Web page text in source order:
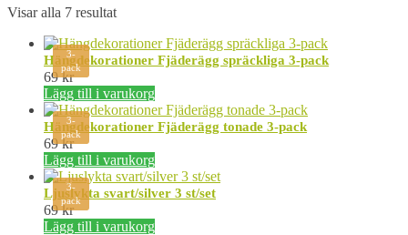
Visar alla 7 resultatSortera
senaste
3-
pack
Hängdekorationer Fjäderägg spräckliga 3-pack
69kr
Lägg till i varukorg
3-
pack
Hängdekorationer Fjäderägg tonade 3-pack
69kr
Lägg till i varukorg
3-
pack
Ljuslykta svart/silver 3 st/set
69kr
Lägg till i varukorg